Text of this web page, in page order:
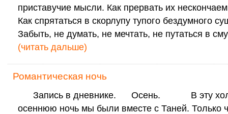
приставучие мысли. Как прервать их
Как спрятаться в скорлупу тупого бездумного
Забыть, не думать, не мечтать, не путаться в
(читать дальше)
Романтическая ночь
Запись в дневнике. Осень. В эту
осеннюю ночь мы были вместе с Таней. Только